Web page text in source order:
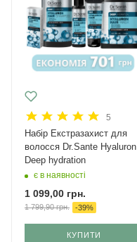
5
Набір Екстразахист для
волосся Dr.Sante Hyaluron
Deep hydration
є в наявності
1 099,00 грн.
1 799,90грн. -39%
КУПИТИ